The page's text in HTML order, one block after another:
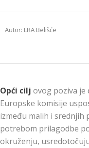
Autor: LRA Belišće
Opći cilj ovog poziva
Europske komisije
između malih i srednjih
potrebom prilagodbe
okruženju,